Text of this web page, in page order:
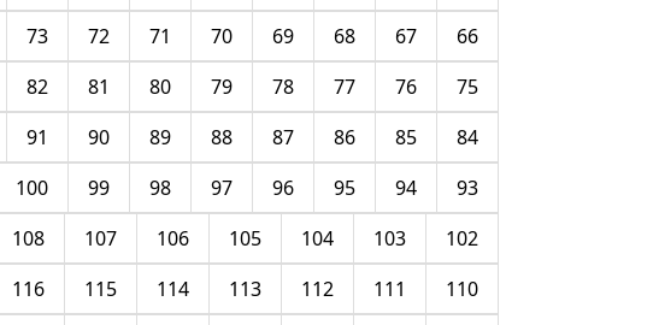
66
67
68
69
70
71
72
73
75
76
77
78
79
80
81
82
84
85
86
87
88
89
90
91
93
94
95
96
97
98
99
100
102
103
104
105
106
107
108
110
111
112
113
114
115
116